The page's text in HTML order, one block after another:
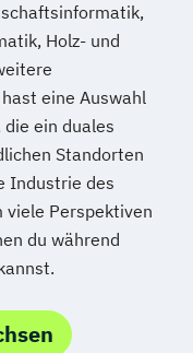
Holz- und
eine Auswahl
ein duales
Standorten
Industrie des
viele Perspektiven
du während